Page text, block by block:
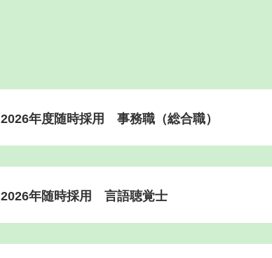
2026年度随時採用 事務職（総合職）
2026年随時採用 言語聴覚士